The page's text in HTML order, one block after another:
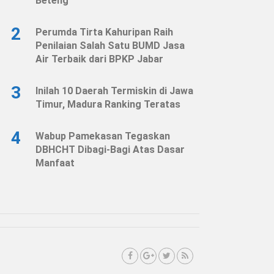
2
Perumda Tirta Kahuripan Raih
Penilaian Salah Satu BUMD Jasa
Air Terbaik dari BPKP Jabar
3
Inilah 10 Daerah Termiskin di Jawa
Timur, Madura Ranking Teratas
4
Wabup Pamekasan Tegaskan
DBHCHT Dibagi-Bagi Atas Dasar
Manfaat